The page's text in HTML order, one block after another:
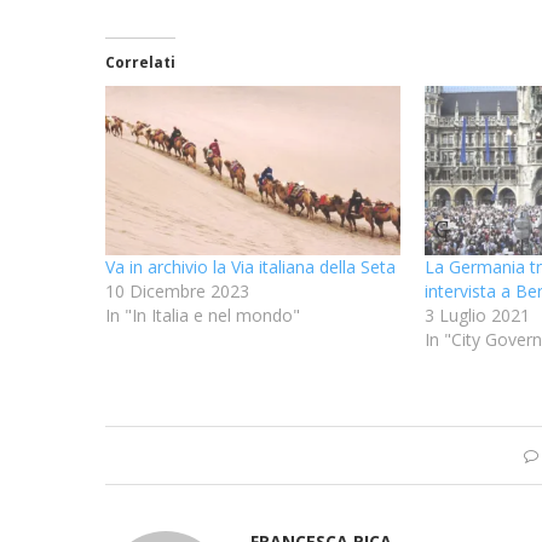
Correlati
Va in archivio la Via italiana della Seta
10 Dicembre 2023
In "In Italia e nel mondo"
La Germania
intervista a
3 Luglio 2021
In "City